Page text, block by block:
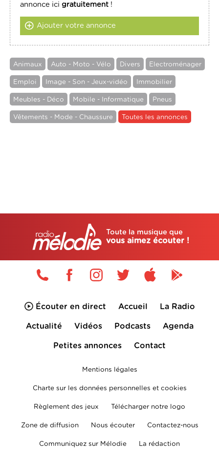
annonce icigratuitement !
Ajouter votre annonce
Animaux Auto - Moto - Vélo Divers Electroménager
Emploi Image - Son - Jeux-vidéo Immobilier
Meubles - Déco Mobile - Informatique Pneus
Vêtements - Mode - Chaussure Toutes les annonces
Toute la musique que
vous aimez écouter !
Écouter en direct Accueil La Radio
Actualité Vidéos Podcasts Agenda
Petites annonces Contact
Mentions légales
Charte sur les données personnelles et cookies
Règlement des jeux Télécharger notre logo
Zone de diffusion Nous écouter Contactez-nous
Communiquez sur Mélodie La rédaction